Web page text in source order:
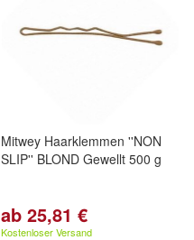
Mitwey Haarklemmen ''NON
SLIP'' BLOND Gewellt 500 g
ab 25,81 €
Kostenloser Versand